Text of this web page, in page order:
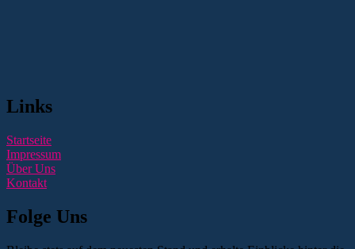
Links
Startseite
Impressum
Über Uns
Kontakt
Folge Uns